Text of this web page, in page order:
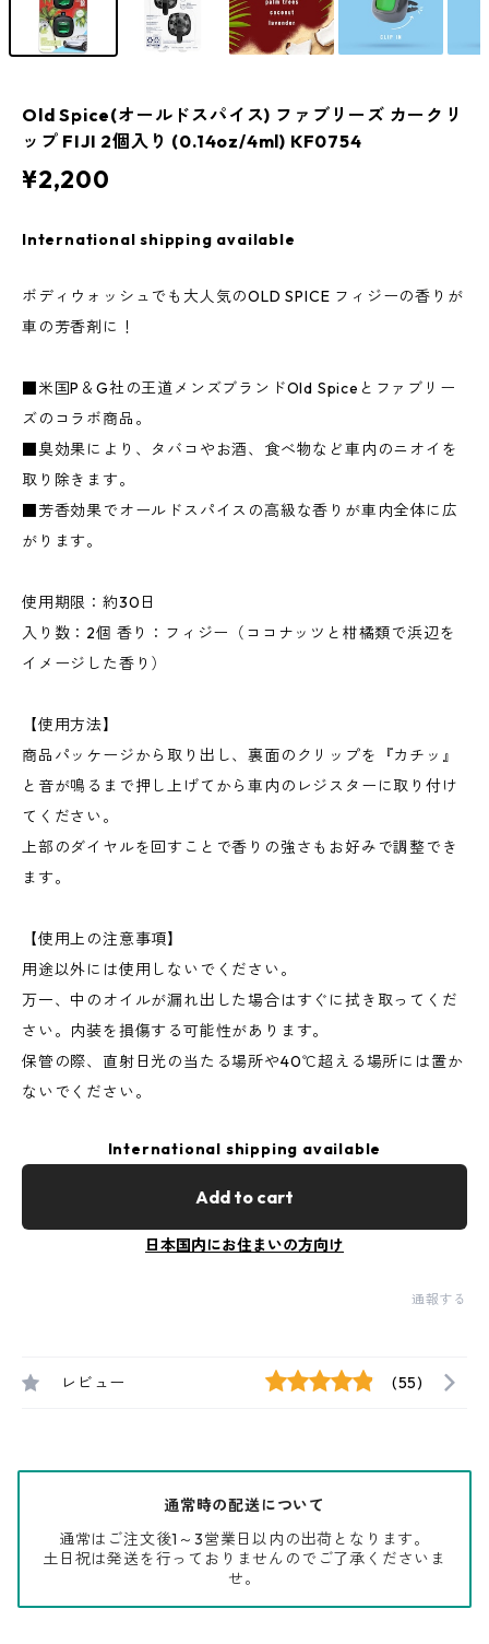
Old Spice(オールドスパイス) ファブリーズ カークリ
ップ FIJI 2個入り (0.14oz/4ml) KF0754
¥2,200
International shipping available
ボディウォッシュでも大人気のOLD SPICE フィジーの香りが
車の芳香剤に！
■米国P＆G社の王道メンズブランドOld Spiceとファブリー
ズのコラボ商品。
■臭効果により、タバコやお酒、食べ物など車内のニオイを
取り除きます。
■芳香効果でオールドスパイスの高級な香りが車内全体に広
がります。
使用期限：約30日
入り数：2個 香り：フィジー（ココナッツと柑橘類で浜辺を
イメージした香り）
【使用方法】
商品パッケージから取り出し、裏面のクリップを『カチッ』
と音が鳴るまで押し上げてから車内のレジスターに取り付け
てください。
上部のダイヤルを回すことで香りの強さもお好みで調整でき
ます。
【使用上の注意事項】
用途以外には使用しないでください。
万一、中のオイルが漏れ出した場合はすぐに拭き取ってくだ
さい。内装を損傷する可能性があります。
保管の際、直射日光の当たる場所や40℃超える場所には置か
ないでください。
International shipping available
Add to cart
日本国内にお住まいの方向け
通報する
レビュー (55)
通常時の配送について
通常はご注文後1～3営業日以内の出荷となります。
土日祝は発送を行っておりませんのでご了承くださいま
せ。